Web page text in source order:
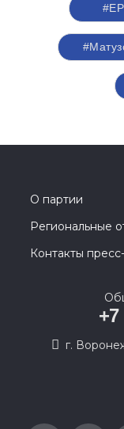
О партии
Региональные
Контакты
г.